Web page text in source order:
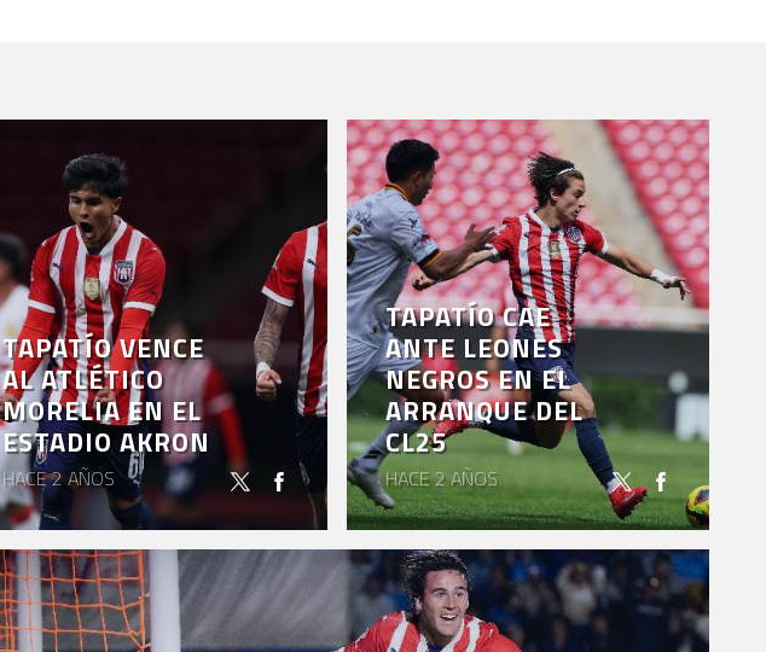
TAPATÍO VENCE
AL ATLÉTICO
MORELIA EN EL
ESTADIO AKRON
HACE 2 AÑOS
TAPATÍO CAE
ANTE LEONES
NEGROS EN EL
ARRANQUE DEL
CL25
HACE 2 AÑOS